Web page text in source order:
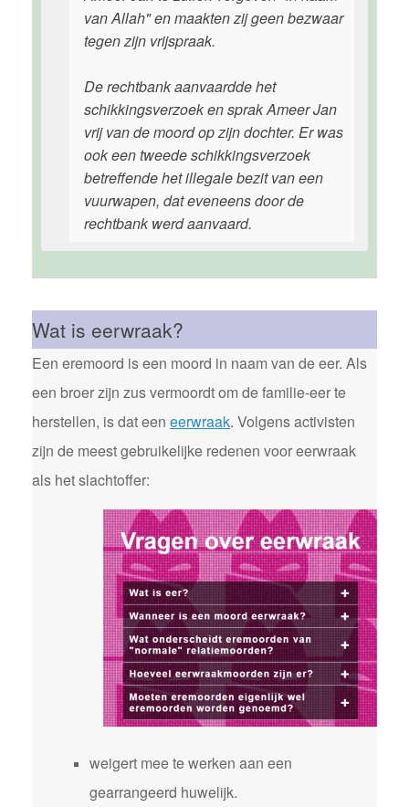
van Allah" en maakten zij geen bezwaar
tegen zijn vrijspraak.
De rechtbank aanvaardde het
schikkingsverzoek en sprak Ameer Jan
vrij van de moord op zijn dochter. Er was
ook een tweede schikkingsverzoek
betreffende het illegale bezit van een
vuurwapen, dat eveneens door de
rechtbank werd aanvaard.
Wat is eerwraak?
Een eremoord is een moord in naam van de eer. Als
een broer zijn zus vermoordt om de familie-eer te
herstellen, is dat een eerwraak. Volgens activisten
zijn de meest gebruikelijke redenen voor eerwraak
als het slachtoffer:
weigert mee te werken aan een
gearrangeerd huwelijk.